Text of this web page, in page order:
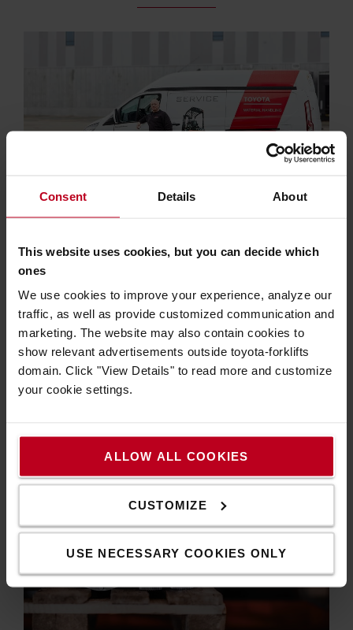
Consent Details About
This website uses cookies, but you can decide which
ones
We use cookies to improve your experience, analyze our
traffic, as well as provide customized communication and
marketing. The website may also contain cookies to
show relevant advertisements outside toyota-forklifts
domain. Click "View Details" to read more and customize
your cookie settings.
ALLOW ALL COOKIES
CUSTOMIZE
USE NECESSARY COOKIES ONLY
Unser Toyota Serviceangebot
— vom schnellen Check bis zum Full-Service.
passt: Kostenminimierung, maximale
Verfügbarkeit oder Rundum-Sorglos. Jede
Leistung ist klar beschrieben; optionale
Zusatzleistungen können flexibel hinzugebucht
werden.